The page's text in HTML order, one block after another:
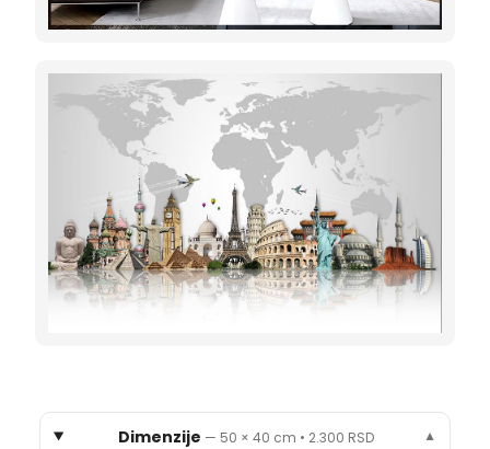
Dimenzije — 50 × 40 cm • 2.300 RSD ▼